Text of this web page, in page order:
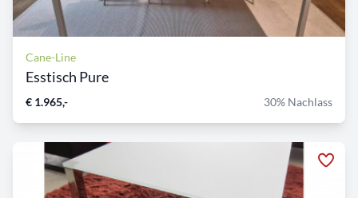
Cane-Line
Esstisch Pure
€ 1.965,- 30% Nachlass